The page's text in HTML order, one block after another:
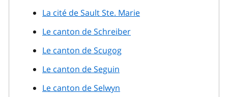
La cité de Sault Ste. Marie
Le canton de Schreiber
Le canton de Scugog
Le canton de Seguin
Le canton de Selwyn